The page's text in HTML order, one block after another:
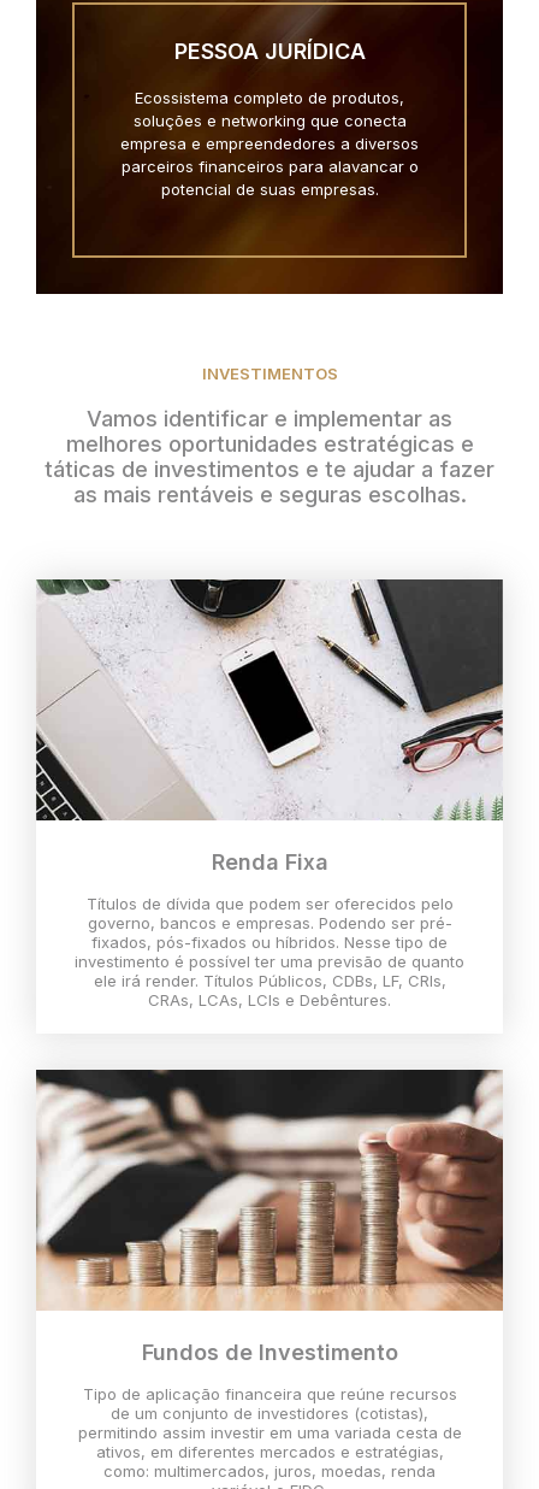
PESSOA JURÍDICA
Ecossistema completo de produtos,
soluções e networking que conecta
empresa e empreendedores a diversos
parceiros financeiros para alavancar o
potencial de suas empresas.
INVESTIMENTOS
Vamos identificar e implementar as
melhores oportunidades estratégicas e
táticas de investimentos e te ajudar a fazer
as mais rentáveis e seguras escolhas.
Renda Fixa
Títulos de dívida que podem ser oferecidos pelo
governo, bancos e empresas. Podendo ser pré-
fixados, pós-fixados ou híbridos. Nesse tipo de
investimento é possível ter uma previsão de quanto
ele irá render. Títulos Públicos, CDBs, LF, CRIs,
CRAs, LCAs, LCIs e Debêntures.
Fundos de Investimento
Tipo de aplicação financeira que reúne recursos
de um conjunto de investidores (cotistas),
permitindo assim investir em uma variada cesta de
ativos, em diferentes mercados e estratégias,
como: multimercados, juros, moedas, renda